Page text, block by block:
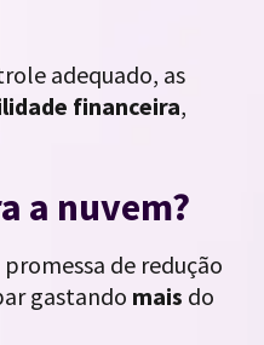
adequado, as
financeira,
a nuvem?
de redução
gastando mais do